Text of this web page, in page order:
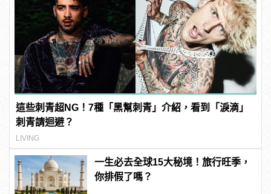
這些刺青超NG！7種「黑幫刺青」介紹，看到「淚滴」
刺青請迴避？
LIVING
一生必去全球15大秘境！旅行旺季，
你排假了嗎？